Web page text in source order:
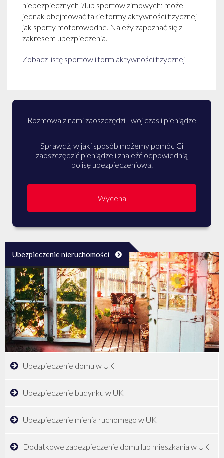
niebezpiecznych i/lub sportów zimowych; może
jednak obejmować takie formy aktywności fizycznej
jak sporty motorowodne. Należy zapoznać się z
zakresem ubezpieczenia.
Zobacz listę sportów i form aktywności fizycznej
Rozmowa z nami zaoszczędzi Twój czas i pieniądze
Sprawdź, w jaki sposób możemy pomóc Ci
zaoszczędzić pieniądze i znaleźć odpowiednią
polisę ubezpieczeniową.
Wycena
Ubezpieczenie nieruchomości
Ubezpieczenie domu w UK
Ubezpieczenie budynku w UK
Ubezpieczenie mienia ruchomego w UK
Dodatkowe zabezpieczenie domu lub mieszkania w UK